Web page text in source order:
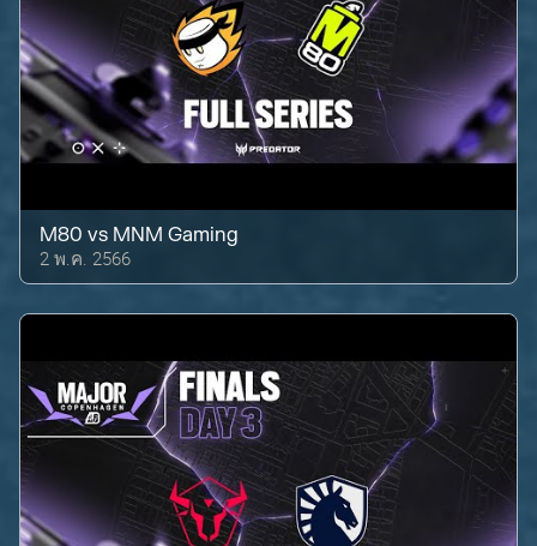
M80 vs MNM Gaming
2 พ.ค. 2566